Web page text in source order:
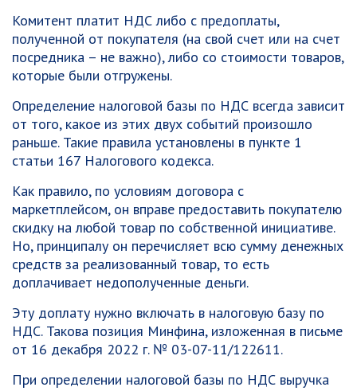
Комитент платит НДС либо с предоплаты,
полученной от покупателя (на свой счет или на счет
посредника – не важно), либо со стоимости товаров,
которые были отгружены.
Определение налоговой базы по НДС всегда зависит
от того, какое из этих двух событий произошло
раньше. Такие правила установлены в пункте 1
статьи 167 Налогового кодекса.
Как правило, по условиям договора с
маркетплейсом, он вправе предоставить покупателю
скидку на любой товар по собственной инициативе.
Но, принципалу он перечисляет всю сумму денежных
средств за реализованный товар, то есть
доплачивает недополученные деньги.
Эту доплату нужно включать в налоговую базу по
НДС. Такова позиция Минфина, изложенная в письме
от 16 декабря 2022 г. № 03-07-11/122611.
При определении налоговой базы по НДС выручка